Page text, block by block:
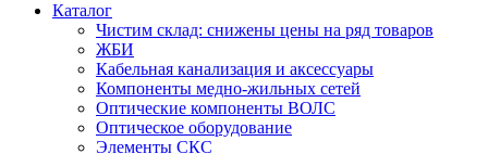
Каталог
Чистим склад: снижены цены на ряд товаров
ЖБИ
Кабельная канализация и аксессуары
Компоненты медно-жильных сетей
Оптические компоненты ВОЛС
Оптическое оборудование
Элементы СКС